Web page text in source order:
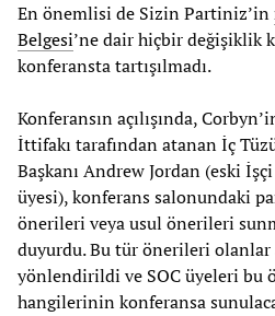
En önemlisi de Sizin Partiniz’in
Belgesi’ne dair hiçbir değişiklik
konferansta tartışılmadı.
Konferansın açılışında,
İttifakı tarafından atanan İç
Başkanı Andrew Jordan (eski
üyesi), konferans salonundaki
önerileri veya usul önerileri
duyurdu. Bu tür önerileri olanlar
yönlendirildi ve SOC üyeleri bu
hangilerinin konferansa